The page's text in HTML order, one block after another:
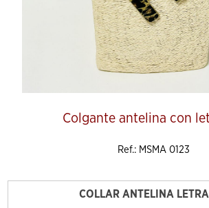
Colgante antelina con
Ref.: MSMA 0123
COLLAR ANTELINA